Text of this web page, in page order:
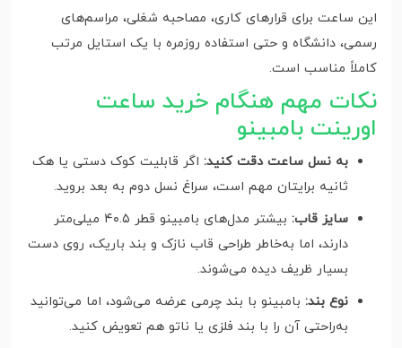
این ساعت برای قرارهای کاری، مصاحبه شغلی، مراسم‌های
رسمی، دانشگاه و حتی استفاده روزمره با یک استایل مرتب
کاملاً مناسب است.
نکات مهم هنگام خرید ساعت
اورینت بامبینو
به نسل ساعت دقت کنید: اگر قابلیت کوک دستی یا هک
ثانیه برایتان مهم است، سراغ نسل دوم به بعد بروید.
سایز قاب:
بیشتر مدل‌های بامبینو قطر ۴۰.۵ میلی‌متر
دارند، اما به‌خاطر طراحی قاب نازک و بند باریک، روی دست
بسیار ظریف دیده می‌شوند.
نوع بند: بامبینو با بند چرمی عرضه می‌شود، اما می‌توانید
به‌راحتی آن را با بند فلزی یا ناتو هم تعویض کنید.